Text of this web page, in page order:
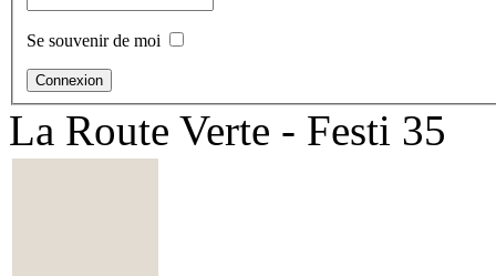
Se souvenir de moi
La Route Verte - Festi 35